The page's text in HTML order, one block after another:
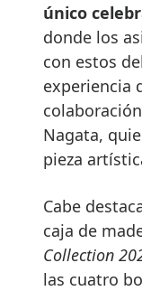
único
donde los
con estos
experiencia
Nagata,
pieza
Cabe
caja de
Collection
las cuatro